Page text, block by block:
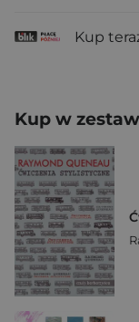
Kup
Kup w